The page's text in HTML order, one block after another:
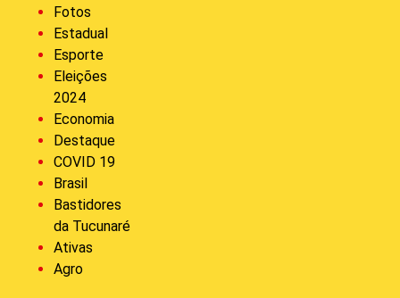
Fotos
Estadual
Esporte
Eleições
2024
Economia
Destaque
COVID 19
Brasil
Bastidores
da Tucunaré
Ativas
Agro